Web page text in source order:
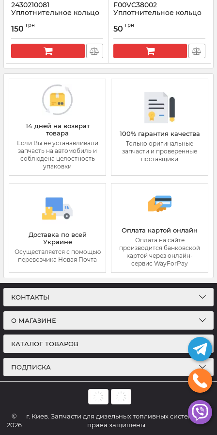
2430210081
Уплотнительное кольцо
Артикул:
150 грн
F00VC38002
Уплотнительное кольцо
Артикул:
50 грн
14 дней на возврат
товара
Если Вы не устанавливали
запчасть на автомобиль и
соблюдена целостность
упаковки
100% гарантия качества
Только оригинальные
запчасти и проверенные
поставщики
Доставка по всей
Украине
Осуществляется с помощью
перевозчика Новая Почта
Оплата картой онлайн
Оплата на сайте
производится банковской
картой через онлайн-
сервис WayForPay
КОНТАКТЫ
О МАГАЗИНЕ
КАТАЛОГ ТОВАРОВ
ПОДПИСКА
©
2026
г. Киев. Запчасти для дизельных топливных систем. Все
права защищены.